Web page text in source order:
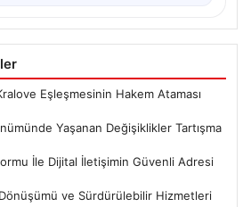
Eşleşmesinin Hakem Ataması
Yaşanan Değişiklikler Tartışma
İle Dijital İletişimin Güvenli Adresi
ve Sürdürülebilir Hizmetleri